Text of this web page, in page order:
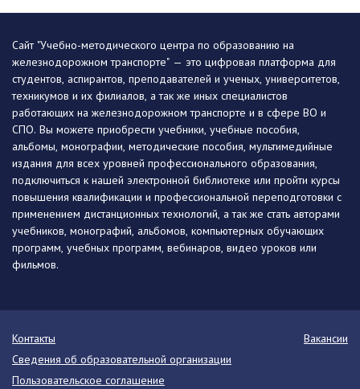
Сайт "Учебно-методического центра по образованию на
железнодорожном транспорте" — это цифровая платформа для
студентов, аспирантов, преподавателей и ученых, университетов,
техникумов и их филиалов, а так же иных специалистов
работающих на железнодорожном транспорте и в сфере ВО и
СПО. Вы можете приобрести учебники, учебные пособия,
альбомы, монографии, методические пособия, мультимедийные
издания для всех уровней профессионального образования,
подключиться к нашей электронной библиотеке или пройти курсы
повышения квалификации и профессиональной переподготовки с
применением дистанционных технологий, а так же стать авторами
учебников, монографий, альбомов, компьютерных обучающих
программ, учебных программ, вебинаров, видео уроков или
фильмов.
Контакты
Вакансии
Сведения об образовательной организации
Пользовательское соглашение